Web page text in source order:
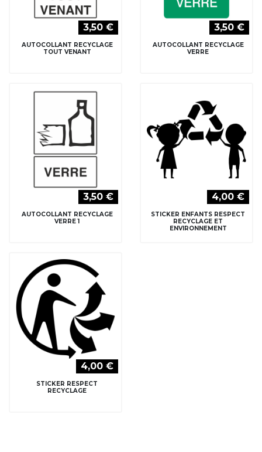
3,50 €
AUTOCOLLANT RECYCLAGE
TOUT VENANT
3,50 €
AUTOCOLLANT RECYCLAGE
VERRE
3,50 €
AUTOCOLLANT RECYCLAGE
VERRE 1
4,00 €
STICKER ENFANTS RESPECT
RECYCLAGE ET
ENVIRONNEMENT
4,00 €
STICKER RESPECT
RECYCLAGE